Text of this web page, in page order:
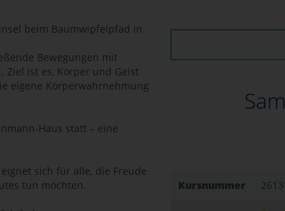
Kursnummer
beim Baumwipfelpfad in
Bewegungen mit
ist es, Körper und Geist
eigene Körperwahrnehmung
Haus statt – eine
sich für alle, die Freude
tun möchten.